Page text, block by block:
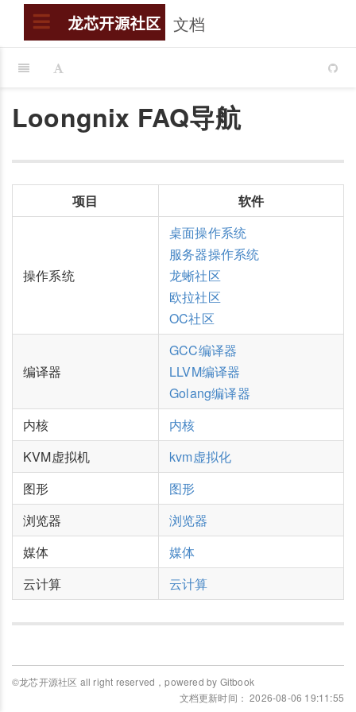
文档
Loongnix FAQ导航
项目 软件
操作系统
桌面操作系统
服务器操作系统
龙蜥社区
欧拉社区
OC社区
编译器
GCC编译器
LLVM编译器
Golang编译器
内核
内核
KVM虚拟机
kvm虚拟化
图形
图形
浏览器
浏览器
媒体
媒体
云计算
云计算
©龙芯开源社区 all right reserved，powered by Gitbook
文档更新时间： 2026-08-06 19:11:55